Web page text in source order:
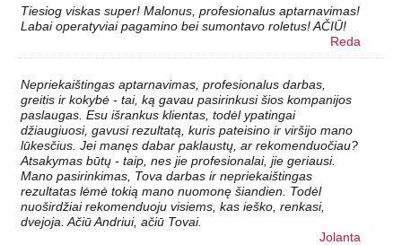
Tiesiog viskas super! Malonus, profesionalus aptarnavimas!
Labai operatyviai pagamino bei sumontavo roletus! AČIŪ!
Reda
Nepriekaištingas aptarnavimas, profesionalus darbas,
greitis ir kokybė - tai, ką gavau pasirinkusi šios kompanijos
paslaugas. Esu išrankus klientas, todėl ypatingai
džiaugiuosi, gavusi rezultatą, kuris pateisino ir viršijo mano
lūkesčius. Jei manęs dabar paklaustų, ar rekomenduočiau?
Atsakymas būtų - taip, nes jie profesionalai, jie geriausi.
Mano pasirinkimas, Tova darbas ir nepriekaištingas
rezultatas lėmė tokią mano nuomonę šiandien. Todėl
nuoširdžiai rekomenduoju visiems, kas ieško, renkasi,
dvejoja. Ačiū Andriui, ačiū Tovai.
Jolanta